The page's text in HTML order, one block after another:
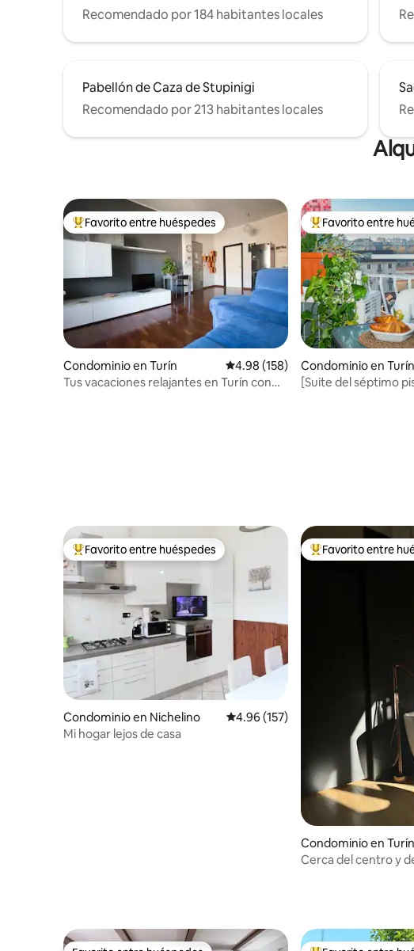
Recomendado por 184 habitantes locales
Pabellón de Caza de Stupinigi
Recomendado por 213 habitantes locales
De los mejores en Favorito entre huéspedes
Favorito entre huéspedes
Condominio en Turín Calificación promedio: 4.98 de 5;
4.98 (158)
Tus vacaciones relajantes en Turín con
De los mejores en
Favorito entre
Condominio en Turín
[Suite del séptimo
De los mejores en Favorito entre huéspedes
Favorito entre huéspedes
Condominio en Nichelino Calificación promedio: 4.96 de 5;
4.96 (157)
Mi hogar lejos de casa
De los mejores en
Favorito entre
Condominio en Turín
Cerca del centro y